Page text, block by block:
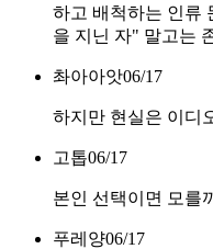
하고 배척하는 인류
을 지닌 자" 말고는
촤아아앗06/17
하지만 현실은 이디
고톱06/17
본인 선택이면 모를
푸레양06/17